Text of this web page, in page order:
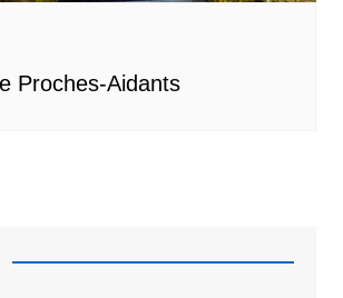
Proches-Aidants